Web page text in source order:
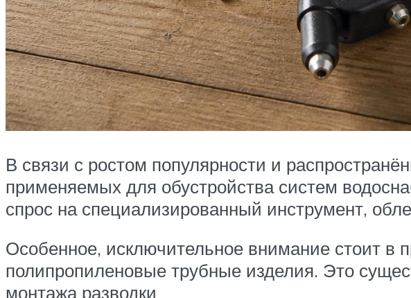
В связи с ростом популярности и
применяемых для обустройства систем
спрос на специализированный инструмент,
Особенное, исключительное внимание стоит
полипропиленовые трубные изделия. Это
монтажа разводки